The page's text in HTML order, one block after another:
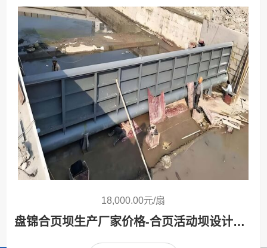
18,000.00元/扇
盘锦合页坝生产厂家价格-合页活动坝设计安装方案定制